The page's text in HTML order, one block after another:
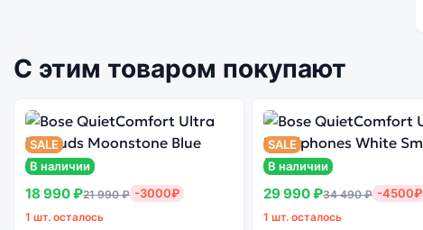
С этим товаром покупают
SALE
В наличии
18 990 ₽21 990 ₽ -3000₽
1 шт. осталось
SALE
В наличии
29 990 ₽34 490 ₽ -4500₽
1 шт. осталось